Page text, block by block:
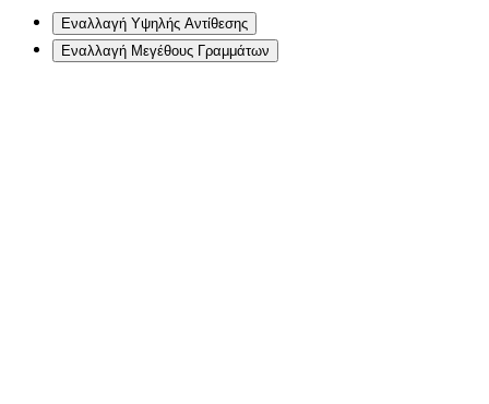
Εναλλαγή Υψηλής Αντίθεσης
Εναλλαγή Μεγέθους Γραμμάτων